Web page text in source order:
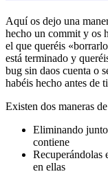
Aquí os dejo una
hecho un commit y os
el que queréis
está terminado y
bug sin daos cuenta o
habéis hecho antes de
Existen dos maneras
Eliminando
contiene
Recuperándolas
en ellas